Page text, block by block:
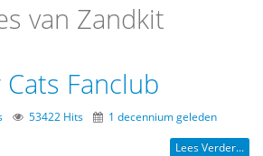
van Zandkit
Fanclub
53422 Hits 1 decennium geleden
Lees Verder...